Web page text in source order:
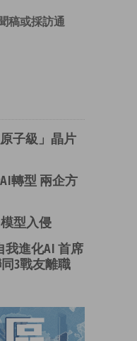
稿或採訪通
子級」晶片
轉型 兩企方
型入侵
我進化AI 首席
3戰友離職